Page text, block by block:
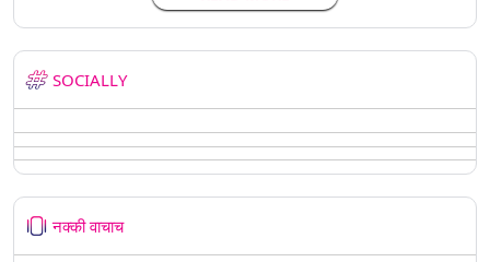
SOCIALLY
नक्की वाचाच